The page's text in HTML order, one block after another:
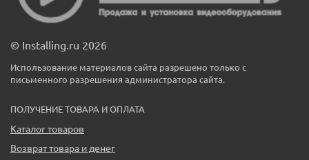
© Installing.ru 2026
Использование материалов сайта разрешено только с
письменного разрешения администратора сайта.
ПОЛУЧЕНИЕ ТОВАРА И ОПЛАТА
Каталог товаров
Возврат товара и денег